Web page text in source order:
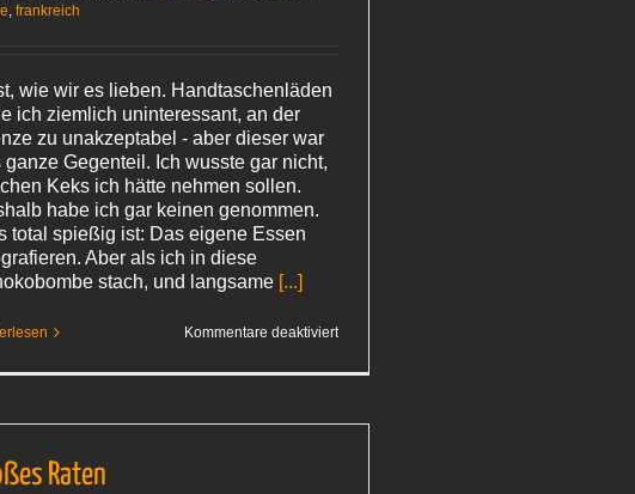
, frankreich
wie wir es lieben. Handtaschenläden
ich ziemlich uninteressant, an der
zu unakzeptabel - aber dieser war
ganze Gegenteil. Ich wusste gar nicht,
Keks ich hätte nehmen sollen.
habe ich gar keinen genommen.
total spießig ist: Das eigene Essen
Aber als ich in diese
stach, und langsame [...]
Kommentare deaktiviertfür
Raten